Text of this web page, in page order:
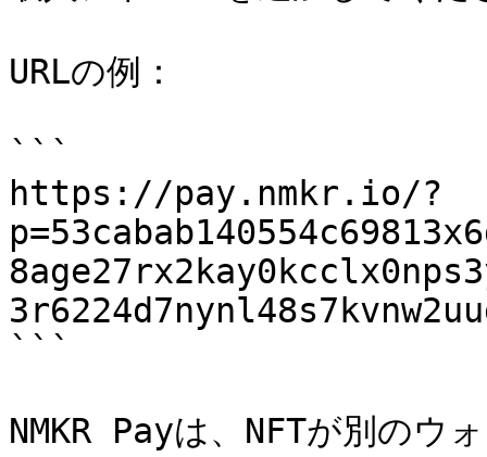
URLの例：
```
https://pay.nmkr.io/?
```
NMKR Payは、NFTが別のウ